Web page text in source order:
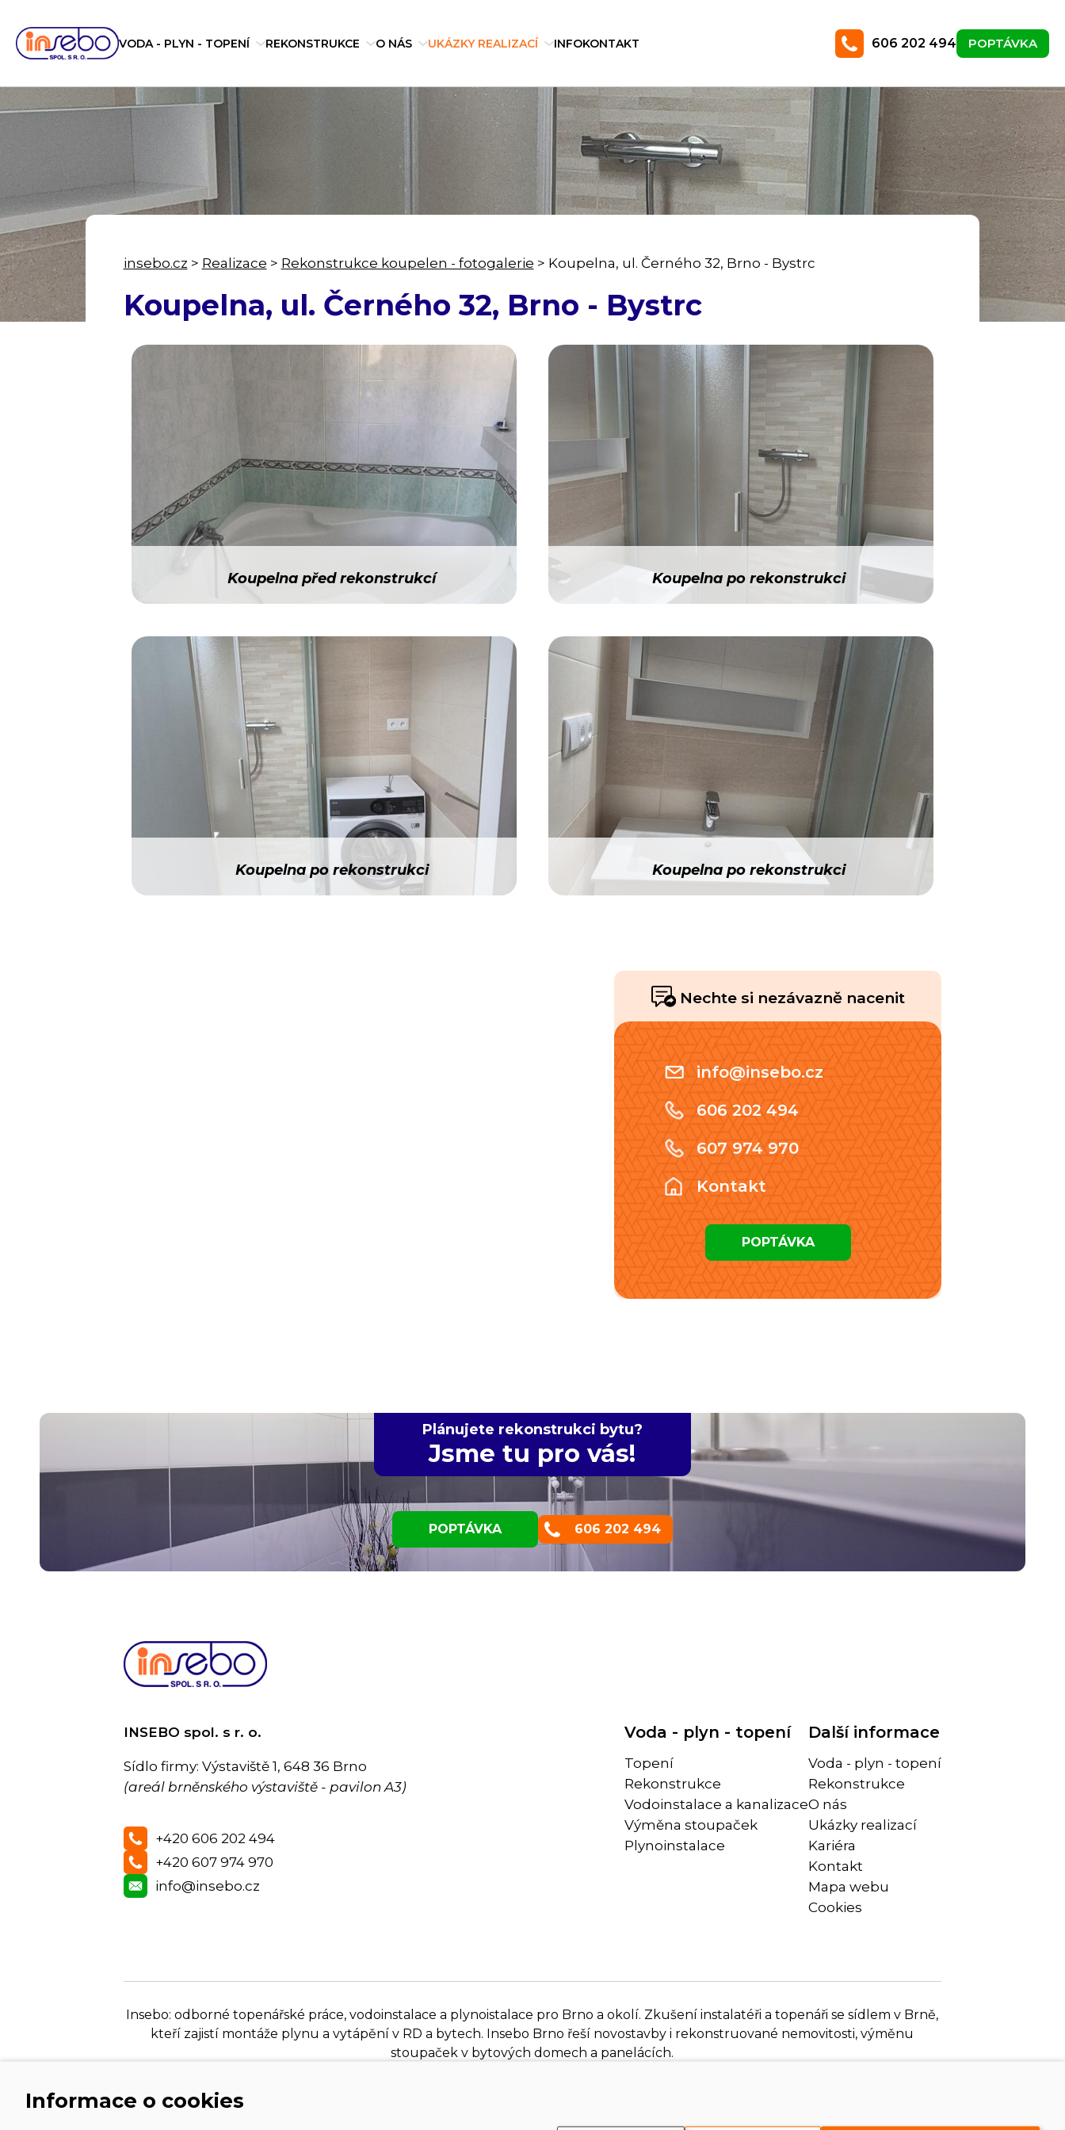
VODA - PLYN - TOPENÍ REKONSTRUKCE O NÁS UKÁZKY REALIZACÍ INFOKONTAKT 606 202 494 POPTÁVKA
insebo.cz > Realizace > Rekonstrukce koupelen - fotogalerie > Koupelna, ul. Černého 32, Brno - Bystrc
Koupelna, ul. Černého 32, Brno - Bystrc
Koupelna před rekonstrukcí Koupelna po rekonstrukci
Koupelna po rekonstrukci Koupelna po rekonstrukci
Nechte si nezávazně nacenit
info@insebo.cz
606 202 494
607 974 970
Kontakt
POPTÁVKA
Plánujete rekonstrukci bytu?
Jsme tu pro vás!
POPTÁVKA 606 202 494
INSEBO spol. s r. o.
Sídlo firmy: Výstaviště 1, 648 36 Brno
(areál brněnského výstaviště - pavilon A3)
+420 606 202 494
+420 607 974 970
info@insebo.cz
Voda - plyn - topení
Topení
Rekonstrukce
Vodoinstalace a kanalizace
Výměna stoupaček
Plynoinstalace
Další informace
Voda - plyn - topení
Rekonstrukce
O nás
Ukázky realizací
Kariéra
Kontakt
Mapa webu
Cookies
Insebo: odborné topenářské práce, vodoinstalace a plynoistalace pro Brno a okolí. Zkušení instalatéři a topenáři se sídlem v Brně,
kteří zajistí montáže plynu a vytápění v RD a bytech. Insebo Brno řeší novostavby i rekonstruované nemovitosti, výměnu
stoupaček v bytových domech a panelácích.
Informace o cookies